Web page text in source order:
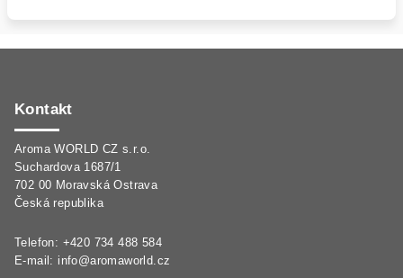
Kontakt
Aroma WORLD CZ s.r.o.
Suchardova 1687/1
702 00 Moravská Ostrava
Česká republika
Telefon: +420 734 488 584
E-mail: info@aromaworld.cz